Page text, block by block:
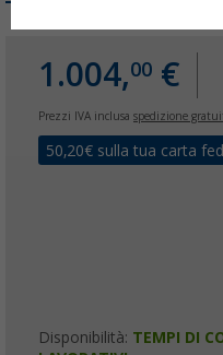
1.004,00 €
Prezzi IVA inclusa spedizione
50,20€ sulla tua carta
Disponibilità: TEMPI DI